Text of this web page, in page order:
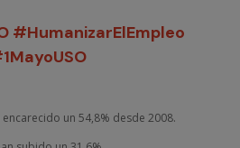
#HumanizarElEmpleo
un 54,8% desde 2008.